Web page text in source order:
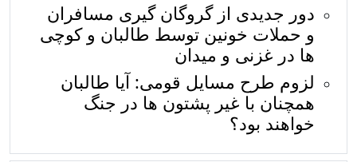
دور جدیدی از گروگان گیری مسافران
و حملات خونین توسط طالبان و کوچی
ها در غزنی و میدان
لزوم طرح مسایل قومی: آیا طالبان
همچنان با غیر پشتون ها در جنگ
خواهند بود؟